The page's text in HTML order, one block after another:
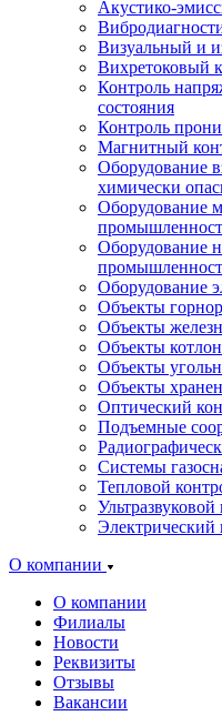
Акустико-
Визуальный и
Вихретоковый
Контроль
состояния
Контроль
Магнитный
Оборудование
химически
Оборудование
Оборудование
Оборудование
Объекты
Объекты
Объекты
Объекты
Объекты
Оптический
Подъемные
Системы
Тепловой
Ультразвуковой
Электрический
О компании
О компании
Филиалы
Новости
Реквизиты
Отзывы
Вакансии